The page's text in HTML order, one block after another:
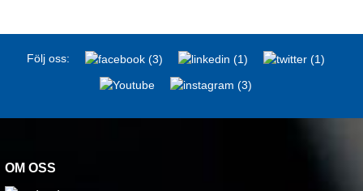
Följ oss:
OM OSS